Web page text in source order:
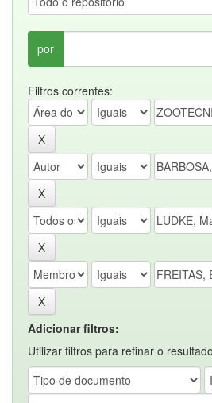
por
Filtros correntes:
Adicionar filtros:
Utilizar filtros para refinar o